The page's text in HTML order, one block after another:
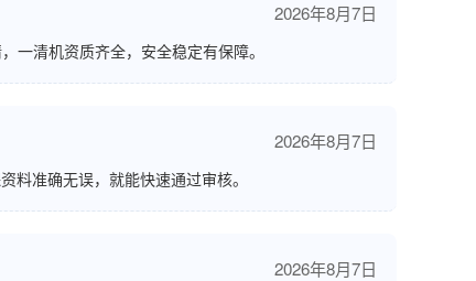
2026年8月7日
一清机资质齐全，安全稳定有保障。
2026年8月7日
料准确无误，就能快速通过审核。
2026年8月7日